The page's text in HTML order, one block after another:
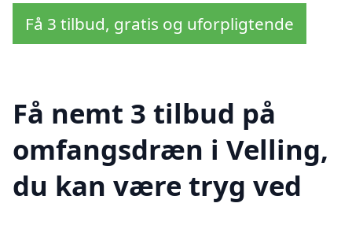
Få 3 tilbud, gratis og uforpligtende
Få nemt 3 tilbud på
omfangsdræn i Velling,
du kan være tryg ved